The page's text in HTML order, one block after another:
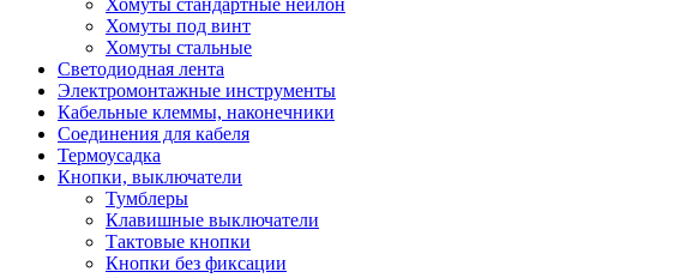
Хомуты стандартные нейлон
Хомуты под винт
Хомуты стальные
Светодиодная лента
Электромонтажные инструменты
Кабельные клеммы, наконечники
Соединения для кабеля
Термоусадка
Кнопки, выключатели
Тумблеры
Клавишные выключатели
Тактовые кнопки
Кнопки без фиксации